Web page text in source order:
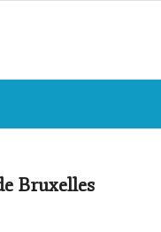
Bruxelles